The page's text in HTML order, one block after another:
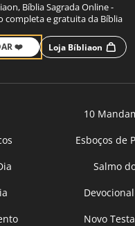
Bíblia Sagrada Online -
completa e gratuita da Bíblia
❤️ Loja Bíbliaon
10
Esboços de
Salmo
Novo